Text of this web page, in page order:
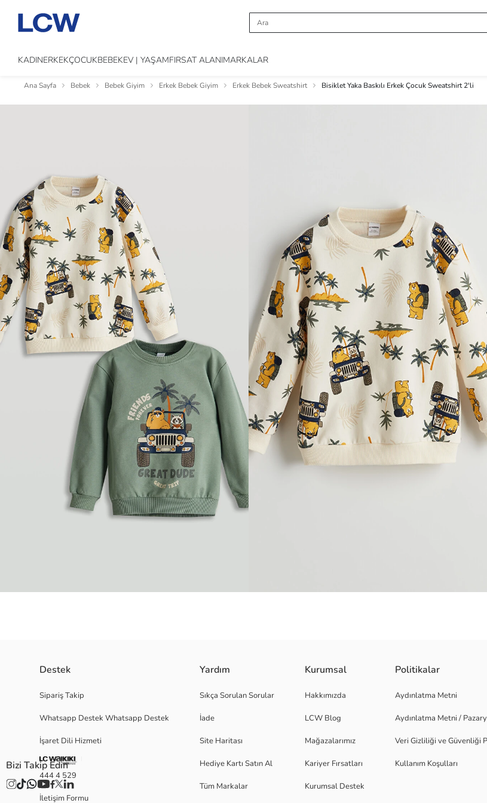
KADINERKEKÇOCUKBEBEKEV | YAŞAMFIRSAT ALANIMARKALAR
Ana Sayfa Bebek Bebek Giyim Erkek Bebek Giyim Erkek Bebek Sweatshirt Bisiklet Yaka Baskılı Erkek Çocuk Sweatshirt 2'li
Ana Kumaş Mat Yeşil:
Satıcı:
Marka:
Cinsiyet:
Destek
Sipariş Takip
Whatsapp Destek Whatsapp Destek
İşaret Dili Hizmeti
444 4 529
İletişim Formu
Yardım
Sıkça Sorulan Sorular
İade
Site Haritası
Hediye Kartı Satın Al
Tüm Markalar
Kurumsal
Hakkımızda
LCW Blog
Mağazalarımız
Kariyer Fırsatları
Kurumsal Destek
Politikalar
Aydınlatma Metni
Aydınlatma Metni /
Veri Gizliliği ve Güvenliği
Kullanım Koşulları
Bizi Takip Edin